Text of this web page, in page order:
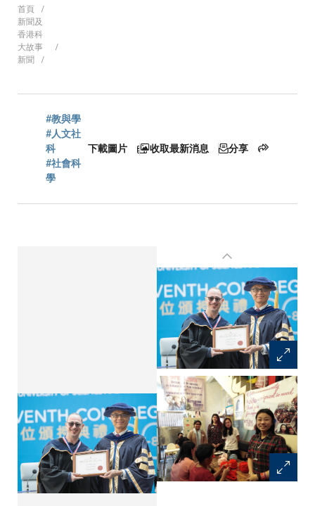
導
航
連
結
首頁
新聞及
香港科
大故事
新聞
#教與學
#人文社
科
#社會科
學
下載圖片 收取最新消息 分享